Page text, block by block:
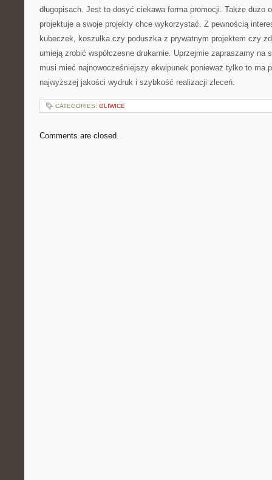
długopisach. Jest to dosyć ciekawa forma promocji. Także dużo
projektuje a swoje projekty chce wykorzystać. Z pewnością
kubeczek, koszulka czy poduszka z prywatnym projektem czy
umieją zrobić współczesne drukarnie. Uprzejmie zapraszamy na
musi mieć najnowocześniejszy ekwipunek ponieważ tylko to ma
najwyższej jakości wydruk i szybkość realizacji zleceń.
CATEGORIES: GLIWICE
Comments are closed.